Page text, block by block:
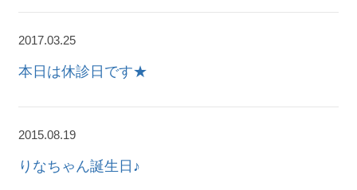
2017.03.25
本日は休診日です★
2015.08.19
りなちゃん誕生日♪